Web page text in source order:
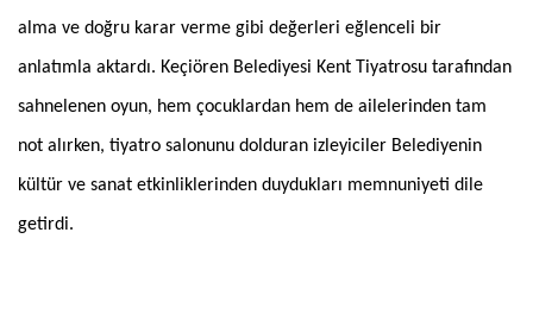
alma ve doğru karar verme gibi değerleri eğlenceli bir
anlatımla aktardı. Keçiören Belediyesi Kent Tiyatrosu tarafından
sahnelenen oyun, hem çocuklardan hem de ailelerinden tam
not alırken, tiyatro salonunu dolduran izleyiciler Belediyenin
kültür ve sanat etkinliklerinden duydukları memnuniyeti dile
getirdi.